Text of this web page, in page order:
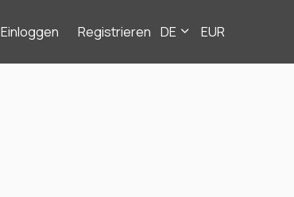
Einloggen Registrieren DE EUR